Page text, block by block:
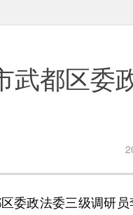
武都区委
政法委三级调研员